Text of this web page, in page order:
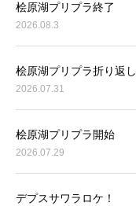
桧原湖プリプラ終了
2026.08.3
桧原湖プリプラ折り返し
2026.07.31
桧原湖プリプラ開始
2026.07.29
デプスサワラロケ！